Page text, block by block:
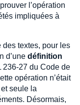
l’opération
impliquées à
des textes, pour les
d’une définition
236-27 du Code de
opération n’était
seule la
Désormais,